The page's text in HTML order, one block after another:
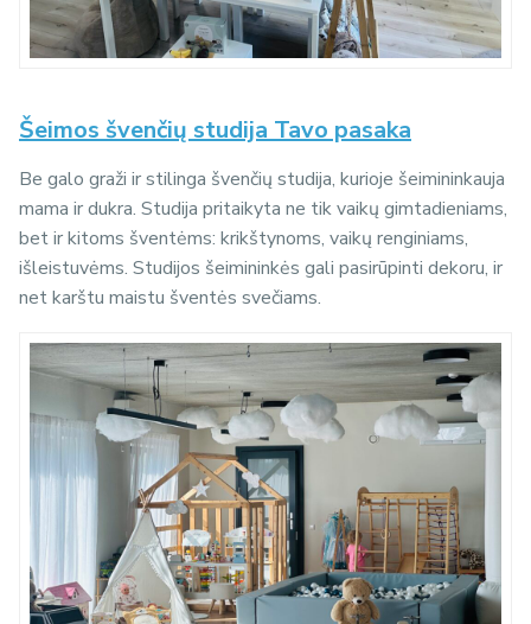
Šeimos švenčių studija Tavo pasaka
Be galo graži ir stilinga švenčių studija, kurioje šeimininkauja
mama ir dukra. Studija pritaikyta ne tik vaikų gimtadieniams,
bet ir kitoms šventėms: krikštynoms, vaikų renginiams,
išleistuvėms. Studijos šeimininkės gali pasirūpinti dekoru, ir
net karštu maistu šventės svečiams.